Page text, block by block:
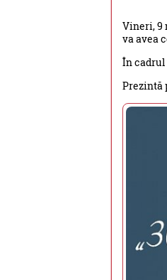
stiri
si
din
Vineri, 9
va avea
În cadrul
Prezintă